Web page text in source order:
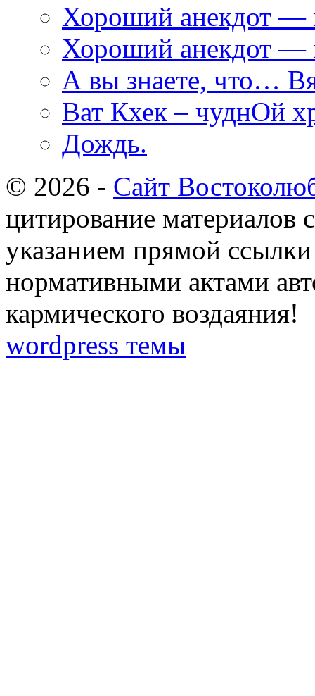
Хороший анекдот —
Хороший анекдот —
А вы знаете, что…
Ват Кхек – чуднОй
Дождь.
© 2026 - Сайт
цитирование материалов
указанием прямой
нормативными актами
кармического воздаяния!
wordpress темы